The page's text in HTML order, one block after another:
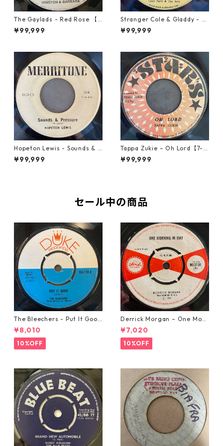
The Gaylads - Red Rose 【7
-21853】
¥99,999
Stranger Cole & Gladdy - Lo
ve Me Today【7-21941】
¥99,999
Hopeton Lewis ‎- Sounds & P
ressure【7-21932】
¥99,999
Tappa Zukie – Oh Lord【7-2
2006】
¥99,999
セール中の商品
The Bleechers - Put It Good
【7-21637】
¥8,010
10%OFF
Derrick Morgan – One Morn
ing In May【7-21653】
¥7,020
10%OFF